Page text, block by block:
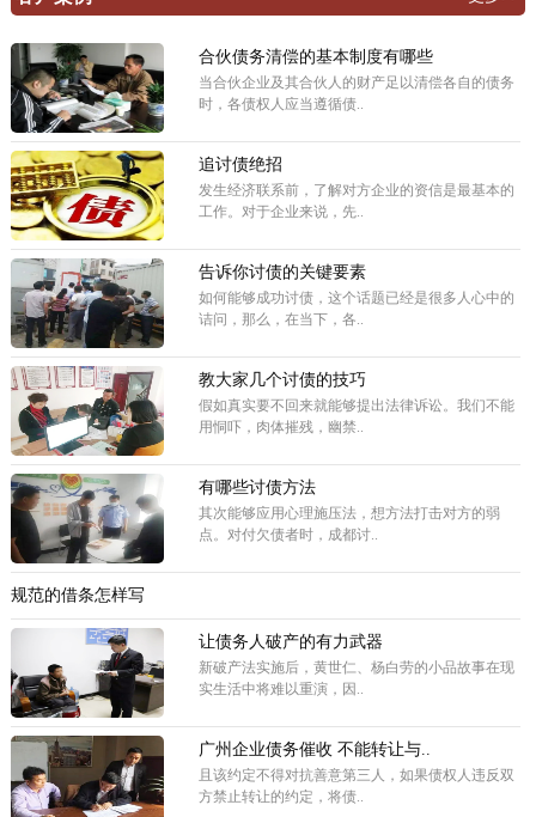
合伙债务清偿的基本制度有哪些
当合伙企业及其合伙人的财产足以清偿各自的债务
时，各债权人应当遵循债..
追讨债绝招
发生经济联系前，了解对方企业的资信是最基本的
工作。对于企业来说，先..
告诉你讨债的关键要素
如何能够成功讨债，这个话题已经是很多人心中的
诘问，那么，在当下，各..
教大家几个讨债的技巧
假如真实要不回来就能够提出法律诉讼。我们不能
用恫吓，肉体摧残，幽禁..
有哪些讨债方法
其次能够应用心理施压法，想方法打击对方的弱
点。对付欠债者时，成都讨..
规范的借条怎样写
让债务人破产的有力武器
新破产法实施后，黄世仁、杨白劳的小品故事在现
实生活中将难以重演，因..
广州企业债务催收 不能转让与..
且该约定不得对抗善意第三人，如果债权人违反双
方禁止转让的约定，将债..